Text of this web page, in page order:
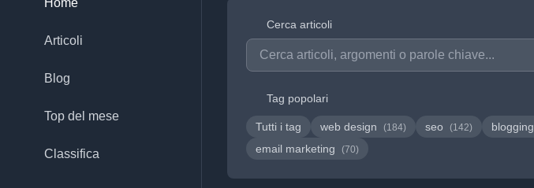
Home
Articoli
Blog
Top del mese
Classifica
Cerca articoli
Tag popolari
Tutti i tag web design (184) seo (142) blogging
email marketing (70)